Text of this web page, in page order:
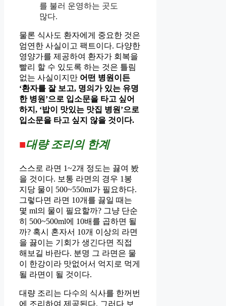
를 불러 운영하는 곳도
많다.
물론 식사도 환자에게 중요한 것은
엄연한 사실이고 팩트이다. 다양한
영양가를 제공하여 환자가 회복을
빨리 할 수 있도록 하는 것은 틀림
없는 사실이지만 어떤 병원이든
‘환자를 잘 보고, 명의가 있는 유명
한 병원’으로 입소문을 타고 싶어
하지, ‘밥이 맛있는 맛집 병원’으로
입소문을 타고 싶지 않을 것이다.
■대량 조리의 한계
스스로 라면 1~2개 정도는 끓여 봤
을 것이다. 보통 라면의 경우 1봉
지당 물이 500~550ml가 필요하다.
그렇다면 라면 10개를 끓일 때는
몇 ml의 물이 필요할까? 그냥 단순
히 500~500ml에 10배를 곱하면 될
까? 혹시 혼자서 10개 이상의 라면
을 끓이는 기회가 생긴다면 직접
해보길 바란다. 분명 그 라면은 물
이 한강이라 맛없어서 억지로 먹게
될 라면이 될 것이다.
대량 조리는 다수의 식사를 한꺼번
에 조리하여 제공된다. 그러다 보